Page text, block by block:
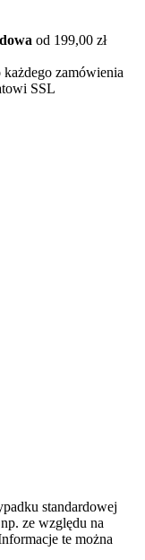
od 199,00 zł
każdego zamówienia
SSL
standardowej
ze względu na
te można